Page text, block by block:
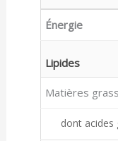
Énergie
Lipides
Matières
dont acides